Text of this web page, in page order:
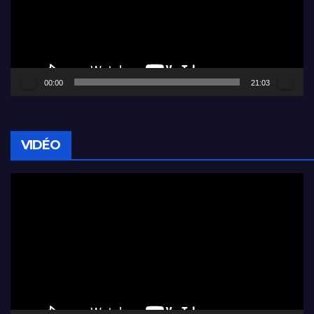
00:00 21:03
VIDÉO